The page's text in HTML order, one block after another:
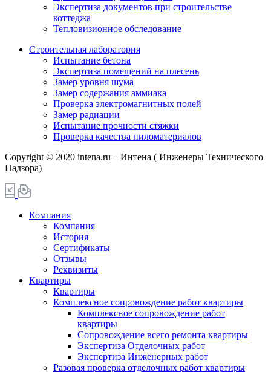
Экспертиза документов при строительстве
коттеджа
Тепловизионное обследование
Строительная лаборатория
Испытание бетона
Экспертиза помещений на плесень
Замер уровня шума
Замер содержания аммиака
Проверка электромагнитных полей
Замер радиации
Испытание прочности стяжки
Проверка качества пиломатериалов
Copyright © 2020 intena.ru – Интена ( Инженеры Технического
Надзора)
Компания
Компания
История
Сертификаты
Отзывы
Реквизиты
Квартиры
Квартиры
Комплексное сопровождение работ квартиры
Комплексное сопровождение работ
квартиры
Сопровождение всего ремонта квартиры
Экспертиза Отделочных работ
Экспертиза Инженерных работ
Разовая проверка отделочных работ квартиры